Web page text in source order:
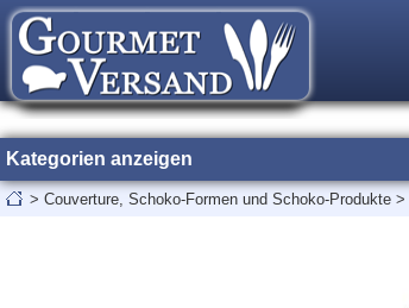
Kategorien anzeigen
> Couverture, Schoko-Formen und Schoko-Produkte >